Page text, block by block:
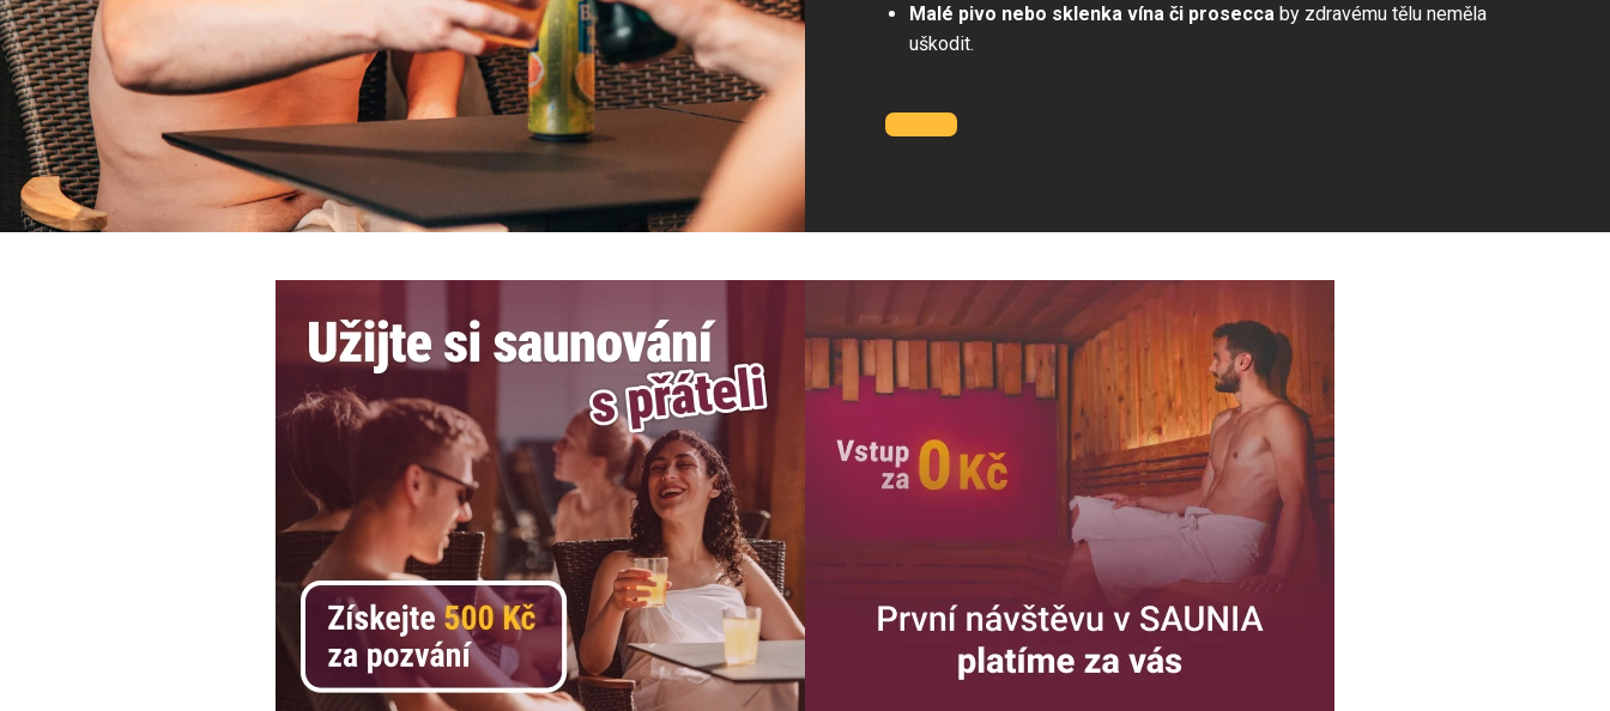
Malé pivo nebo sklenka vína či proseccaby zdravému tělu neměla
uškodit.